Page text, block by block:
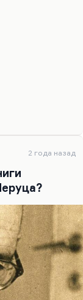
—
И
— была
писатель.
2 года назад